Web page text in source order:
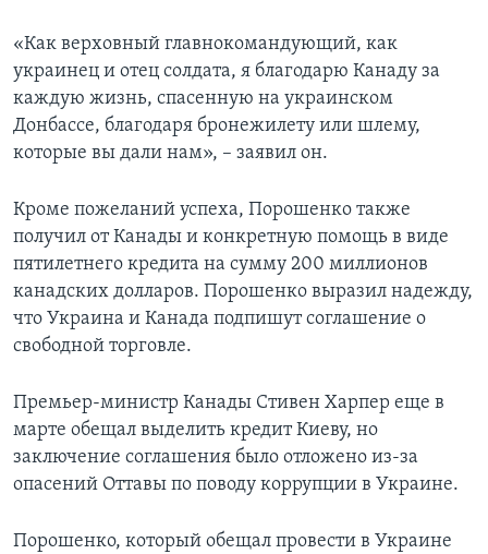
«Как верховный главнокомандующий, как
украинец и отец солдата, я благодарю Канаду за
каждую жизнь, спасенную на украинском
Донбассе, благодаря бронежилету или шлему,
которые вы дали нам», – заявил он.
Кроме пожеланий успеха, Порошенко также
получил от Канады и конкретную помощь в виде
пятилетнего кредита на сумму 200 миллионов
канадских долларов. Порошенко выразил надежду,
что Украина и Канада подпишут соглашение о
свободной торговле.
Премьер-министр Канады Стивен Харпер еще в
марте обещал выделить кредит Киеву, но
заключение соглашения было отложено из-за
опасений Оттавы по поводу коррупции в Украине.
Порошенко, который обещал провести в Украине